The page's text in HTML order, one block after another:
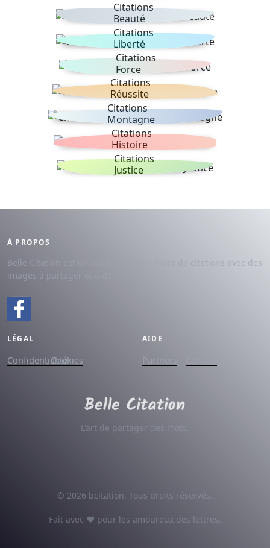
Citations
Beauté
Citations
Liberté
Citations
Force
Citations
Réussite
Citations
Montagne
Citations
Histoire
Citations
Justice
À PROPOS
Belle Citation est un site avec des milliers de citations avec des
images à partager et à dédier.
LÉGAL
ConfidentialitéCookies
AIDE
Partners
L'art de partager des mots.
© 2026 bcitation. Tous droits réservés.
Fait avec ♥ pour les amoureux des lettres.